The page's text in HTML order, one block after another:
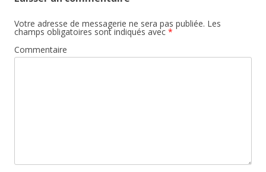
Votre adresse de messagerie ne sera pas publiée. Les
champs obligatoires sont indiqués avec *
Commentaire